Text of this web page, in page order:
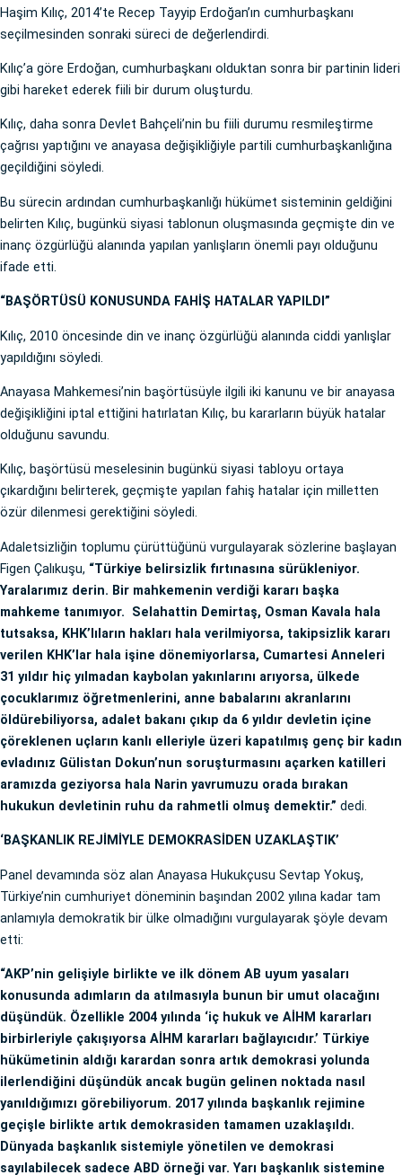
Haşim Kılıç, 2014’te Recep Tayyip Erdoğan’ın cumhurbaşkanı
seçilmesinden sonraki süreci de değerlendirdi.
Kılıç’a göre Erdoğan, cumhurbaşkanı olduktan sonra bir partinin lideri
gibi hareket ederek fiili bir durum oluşturdu.
Kılıç, daha sonra Devlet Bahçeli’nin bu fiili durumu resmileştirme
çağrısı yaptığını ve anayasa değişikliğiyle partili cumhurbaşkanlığına
geçildiğini söyledi.
Bu sürecin ardından cumhurbaşkanlığı hükümet sisteminin geldiğini
belirten Kılıç, bugünkü siyasi tablonun oluşmasında geçmişte din ve
inanç özgürlüğü alanında yapılan yanlışların önemli payı olduğunu
ifade etti.
“BAŞÖRTÜSÜ KONUSUNDA FAHİŞ HATALAR YAPILDI”
Kılıç, 2010 öncesinde din ve inanç özgürlüğü alanında ciddi yanlışlar
yapıldığını söyledi.
Anayasa Mahkemesi’nin başörtüsüyle ilgili iki kanunu ve bir anayasa
değişikliğini iptal ettiğini hatırlatan Kılıç, bu kararların büyük hatalar
olduğunu savundu.
Kılıç, başörtüsü meselesinin bugünkü siyasi tabloyu ortaya
çıkardığını belirterek, geçmişte yapılan fahiş hatalar için milletten
özür dilenmesi gerektiğini söyledi.
Adaletsizliğin toplumu çürüttüğünü vurgulayarak sözlerine başlayan
Figen Çalıkuşu, “Türkiye belirsizlik fırtınasına sürükleniyor.
Yaralarımız derin. Bir mahkemenin verdiği kararı başka
mahkeme tanımıyor. Selahattin Demirtaş, Osman Kavala hala
tutsaksa, KHK’lıların hakları hala verilmiyorsa, takipsizlik kararı
verilen KHK’lar hala işine dönemiyorlarsa, Cumartesi Anneleri
31 yıldır hiç yılmadan kaybolan yakınlarını arıyorsa, ülkede
çocuklarımız öğretmenlerini, anne babalarını akranlarını
öldürebiliyorsa, adalet bakanı çıkıp da 6 yıldır devletin içine
çöreklenen uçların kanlı elleriyle üzeri kapatılmış genç bir kadın
evladınız Gülistan Dokun’nun soruşturmasını açarken katilleri
aramızda geziyorsa hala Narin yavrumuzu orada bırakan
hukukun devletinin ruhu da rahmetli olmuş demektir.” dedi.
‘BAŞKANLIK REJİMİYLE DEMOKRASİDEN UZAKLAŞTIK’
Panel devamında söz alan Anayasa Hukukçusu Sevtap Yokuş,
Türkiye’nin cumhuriyet döneminin başından 2002 yılına kadar tam
anlamıyla demokratik bir ülke olmadığını vurgulayarak şöyle devam
etti:
“AKP’nin gelişiyle birlikte ve ilk dönem AB uyum yasaları
konusunda adımların da atılmasıyla bunun bir umut olacağını
düşündük. Özellikle 2004 yılında ‘iç hukuk ve AİHM kararları
birbirleriyle çakışıyorsa AİHM kararları bağlayıcıdır.’ Türkiye
hükümetinin aldığı karardan sonra artık demokrasi yolunda
ilerlendiğini düşündük ancak bugün gelinen noktada nasıl
yanıldığımızı görebiliyorum. 2017 yılında başkanlık rejimine
geçişle birlikte artık demokrasiden tamamen uzaklaşıldı.
Dünyada başkanlık sistemiyle yönetilen ve demokrasi
sayılabilecek sadece ABD örneği var. Yarı başkanlık sistemine